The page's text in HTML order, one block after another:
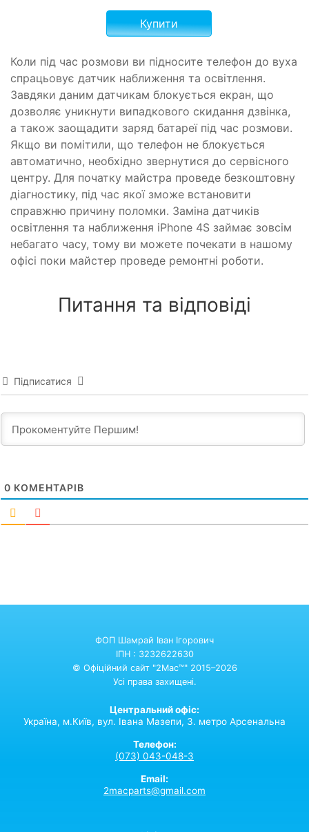
Купити
Коли під час розмови ви підносите телефон до вуха
спрацьовує датчик наближення та освітлення.
Завдяки даним датчикам блокується екран, що
дозволяє уникнути випадкового скидання дзвінка,
а також заощадити заряд батареї під час розмови.
Якщо ви помітили, що телефон не блокується
автоматично, необхідно звернутися до сервісного
центру. Для початку майстра проведе безкоштовну
діагностику, під час якої зможе встановити
справжню причину поломки. Заміна датчиків
освітлення та наближення iPhone 4S займає зовсім
небагато часу, тому ви можете почекати в нашому
офісі поки майстер проведе ремонтні роботи.
Питання та відповіді
Підписатися
0 КОМЕНТАРІВ
ФОП Шамрай Іван Ігорович
ІПН : 3232622630
© Офіційний сайт "2Mac™" 2015–2026
Усі права захищені.
Центральний офіс:
Україна, м.Київ, вул. Івана Мазепи, 3. метро Арсенальна
Телефон:
(073) 043-048-3
Email:
2macparts@gmail.com